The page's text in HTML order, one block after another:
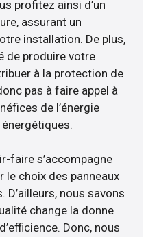
profitez ainsi d’un
assurant un
installation. De plus,
de produire votre
à la protection de
pas à faire appel à
de l’énergie
faire s’accompagne
le choix des panneaux
nous savons
change la donne
Donc, nous